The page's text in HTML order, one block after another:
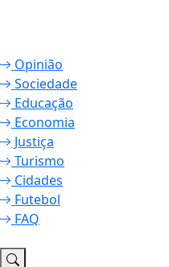
Opinião
Sociedade
Educação
Economia
Justiça
Turismo
Cidades
Futebol
FAQ